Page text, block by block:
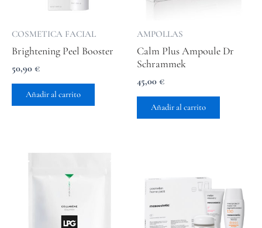
COSMETICA FACIAL
Brightening Peel Booster
50,90 €
Añadir al carrito
AMPOLLAS
Calm Plus Ampoule Dr
Schrammek
45,00 €
Añadir al carrito